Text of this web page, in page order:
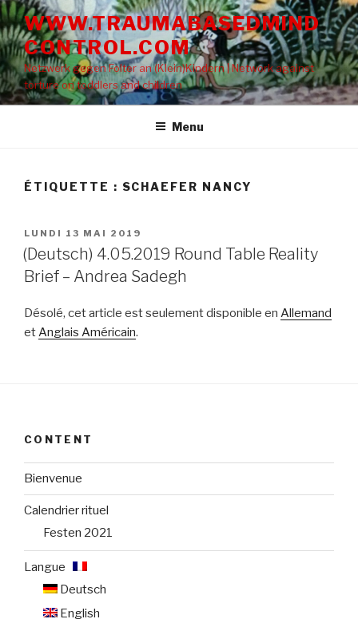
Aller
au
contenu
principal
WWW.TRAUMABASEDMIND
CONTROL.COM
Netzwerk gegen Folter an (Klein)Kindern | Network against
torture on toddlers and children
Menu
ÉTIQUETTE : SCHAEFER NANCY
PUBLIÉ
LE
LUNDI 13 MAI 2019
(Deutsch) 4.05.2019 Round Table Reality
Brief – Andrea Sadegh
Désolé, cet article est seulement disponible en Allemand
etAnglais Américain.
CONTENT
Bienvenue
Calendrier rituel
Festen 2021
Langue :
Deutsch
English